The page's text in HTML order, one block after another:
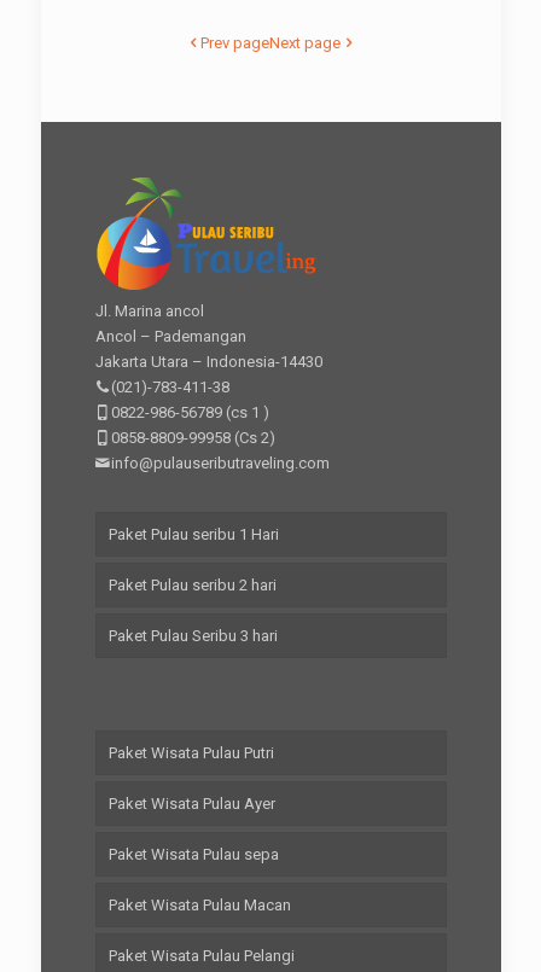
Prev pageNext page
Jl. Marina ancol
Ancol – Pademangan
Jakarta Utara – Indonesia-14430
(021)-783-411-38
0822-986-56789(cs 1 )
0858-8809-99958(Cs 2)
info@pulauseributraveling.com
Paket Pulau seribu 1 Hari
Paket Pulau seribu 2 hari
Paket Pulau Seribu 3 hari
Paket Wisata Pulau Putri
Paket Wisata Pulau Ayer
Paket Wisata Pulau sepa
Paket Wisata Pulau Macan
Paket Wisata Pulau Pelangi